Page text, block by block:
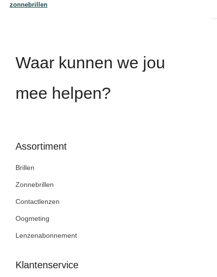
zonnebrillen
Waar kunnen we jou
mee helpen?
Assortiment
Brillen
Zonnebrillen
Contactlenzen
Oogmeting
Lenzenabonnement
Klantenservice